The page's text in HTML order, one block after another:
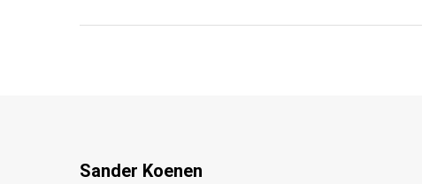
Sander Koenen